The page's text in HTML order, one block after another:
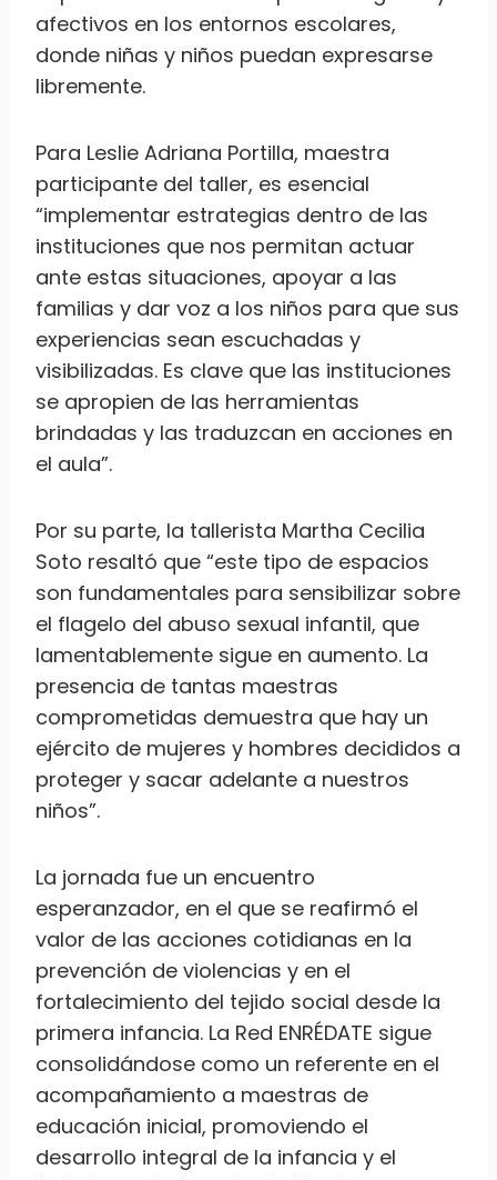
afectivos en los entornos escolares,
donde niñas y niños puedan expresarse
libremente.
Para Leslie Adriana Portilla, maestra
participante del taller, es esencial
“implementar estrategias dentro de las
instituciones que nos permitan actuar
ante estas situaciones, apoyar a las
familias y dar voz a los niños para que sus
experiencias sean escuchadas y
visibilizadas. Es clave que las instituciones
se apropien de las herramientas
brindadas y las traduzcan en acciones en
el aula”.
Por su parte, la tallerista Martha Cecilia
Soto resaltó que “este tipo de espacios
son fundamentales para sensibilizar sobre
el flagelo del abuso sexual infantil, que
lamentablemente sigue en aumento. La
presencia de tantas maestras
comprometidas demuestra que hay un
ejército de mujeres y hombres decididos a
proteger y sacar adelante a nuestros
niños”.
La jornada fue un encuentro
esperanzador, en el que se reafirmó el
valor de las acciones cotidianas en la
prevención de violencias y en el
fortalecimiento del tejido social desde la
primera infancia. La Red ENRÉDATE sigue
consolidándose como un referente en el
acompañamiento a maestras de
educación inicial, promoviendo el
desarrollo integral de la infancia y el